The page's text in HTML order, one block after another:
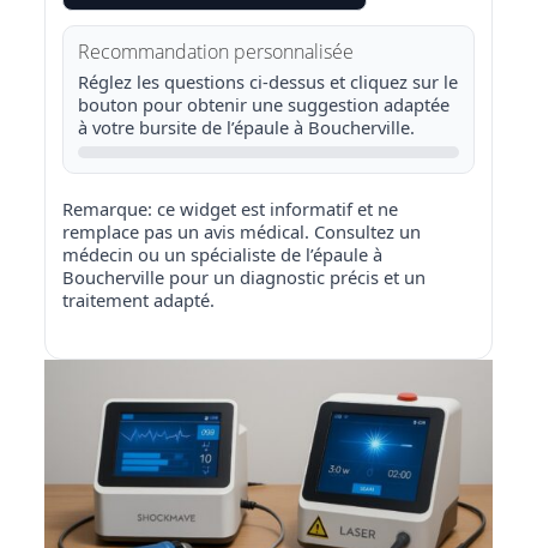
Recommandation personnalisée
Réglez les questions ci-dessus et cliquez sur le
bouton pour obtenir une suggestion adaptée
à votre bursite de l’épaule à Boucherville.
Remarque: ce widget est informatif et ne
remplace pas un avis médical. Consultez un
médecin ou un spécialiste de l’épaule à
Boucherville pour un diagnostic précis et un
traitement adapté.